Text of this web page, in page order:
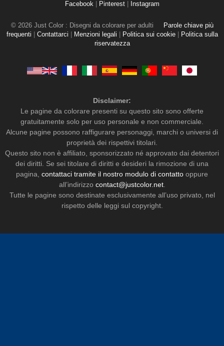
Facebook Pinterest Instagram
© 2026 Just Color : Disegni da colorare per adulti
Parole chiave più
frequenti
Contattarci Menzioni legali Politica sui cookie
Politica sulla
riservatezza
Disclaimer:
Le pagine da colorare presenti su questo sito sono offerte
gratuitamente solo per uso personale e non commerciale.
Alcune pagine possono raffigurare personaggi, marchi o universi di
proprietà dei rispettivi titolari.
Questo sito non è affiliato, sponsorizzato né approvato dai detentori
dei diritti. Se sei titolare di diritti e desideri la rimozione di una
pagina, contattaci tramite il nostro modulo di contatto oppure
all’indirizzo contact@justcolor.net.
Tutte le pagine sono destinate esclusivamente all’uso privato, nel
rispetto delle leggi sul copyright.